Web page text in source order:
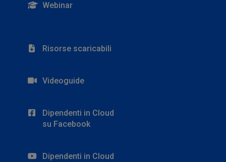
Webinar
Risorse scaricabili
Videoguide
Dipendenti in Cloud
su Facebook
Dipendenti in Cloud